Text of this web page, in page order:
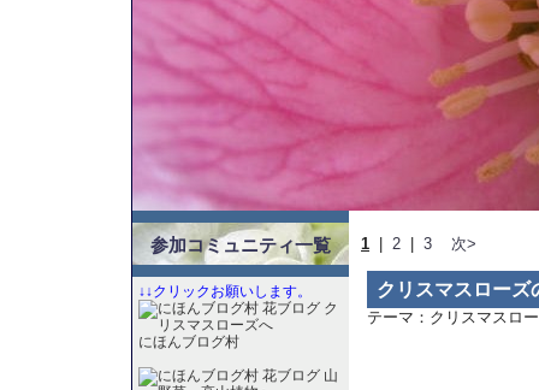
1 2 3 次>
クリスマスロー
テーマ： クリスマスロ
参加コミュニティ一覧
↓↓クリックお願いします。
にほんブログ村